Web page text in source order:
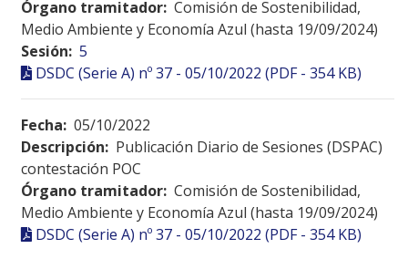
Órgano tramitador: Comisión de Sostenibilidad,
Medio Ambiente y Economía Azul (hasta 19/09/2024)
Sesión: 5
DSDC (Serie A) nº 37 - 05/10/2022 (PDF - 354 KB)
Fecha: 05/10/2022
Descripción: Publicación Diario de Sesiones (DSPAC)
contestación POC
Órgano tramitador: Comisión de Sostenibilidad,
Medio Ambiente y Economía Azul (hasta 19/09/2024)
DSDC (Serie A) nº 37 - 05/10/2022 (PDF - 354 KB)